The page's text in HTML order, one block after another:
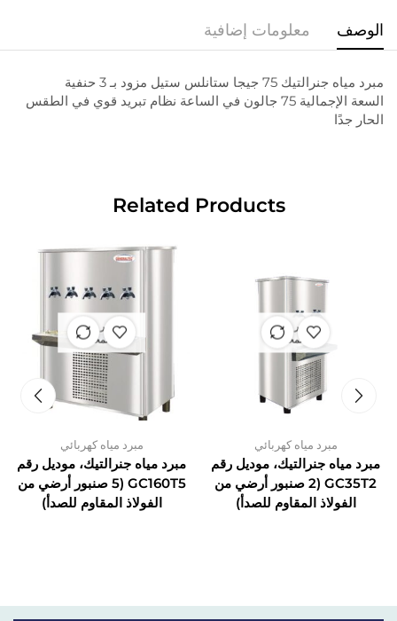
الوصف معلومات إضافية
مبرد مياه جنرالتيك 75 جيجا ستانلس ستيل مزود بـ 3 حنفية
السعة الإجمالية 75 جالون في الساعة نظام تبريد قوي في الطقس
الحار جدًا
Related Products
غير متوفر
في المخزون
مبرد مياه كهربائي
مبرد مياه جنرالتيك، موديل رقم
GC35T2 (2 صنبور أرضي من
الفولاذ المقاوم للصدأ)
غير متوفر
في المخزون
مبرد مياه كهربائي
مبرد مياه جنرالتيك، موديل رقم
GC160T5 (5 صنبور أرضي من
الفولاذ المقاوم للصدأ)